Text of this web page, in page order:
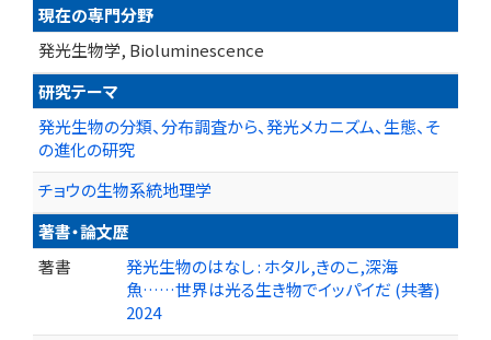
現在の専門分野
発光生物学, Bioluminescence
研究テーマ
発光生物の分類、分布調査から、発光メカニズム、生態、そ
の進化の研究
チョウの生物系統地理学
著書・論文歴
著書
発光生物のはなし : ホタル,きのこ,深海
魚……世界は光る生き物でイッパイだ (共著)
2024